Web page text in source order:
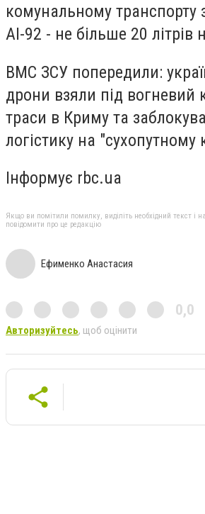
комунальному транспорту
АІ-92 - не більше 20 літрів
ВМС ЗСУ попередили:
дрони взяли під вогневий
траси в Криму та
логістику на "сухопутному
Інформує rbc.ua
Якщо ви помітили помилку, виділіть необхідний текст і
повідомити про це редакцію
Ефименко Анастасия
0,0
Авторизуйтесь, щоб оцінити